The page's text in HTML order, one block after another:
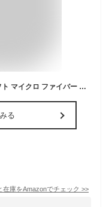
Sunland ペット用 タオル 超吸水 厚手 超ソフト マイクロ ファイバー 犬 猫 体拭き 77cmx127cm ダークグレー
る
在庫をAmazonでチェック >>